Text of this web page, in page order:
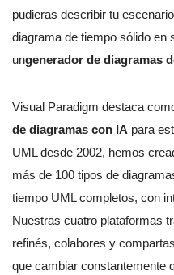
pudieras describir tu
diagrama de tiempo sólido en
ungenerador de diagramas
Visual Paradigm destaca
de diagramas con IA para
UML desde 2002, hemos
más de 100 tipos de
tiempo UML completos, con
Nuestras cuatro plataformas
refinés, colabores y
que cambiar constantemente